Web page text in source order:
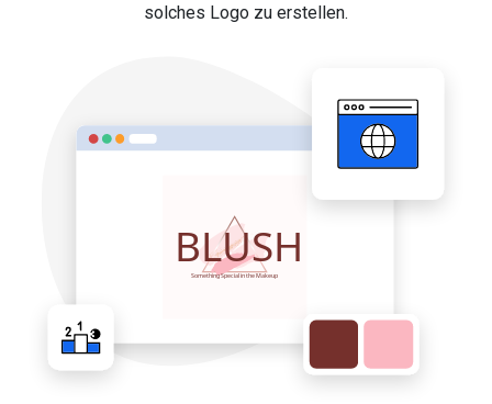
solches Logo zu erstellen.